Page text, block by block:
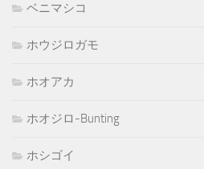
ベニマシコ
ホウジロガモ
ホオアカ
ホオジロ-Bunting
ホシゴイ